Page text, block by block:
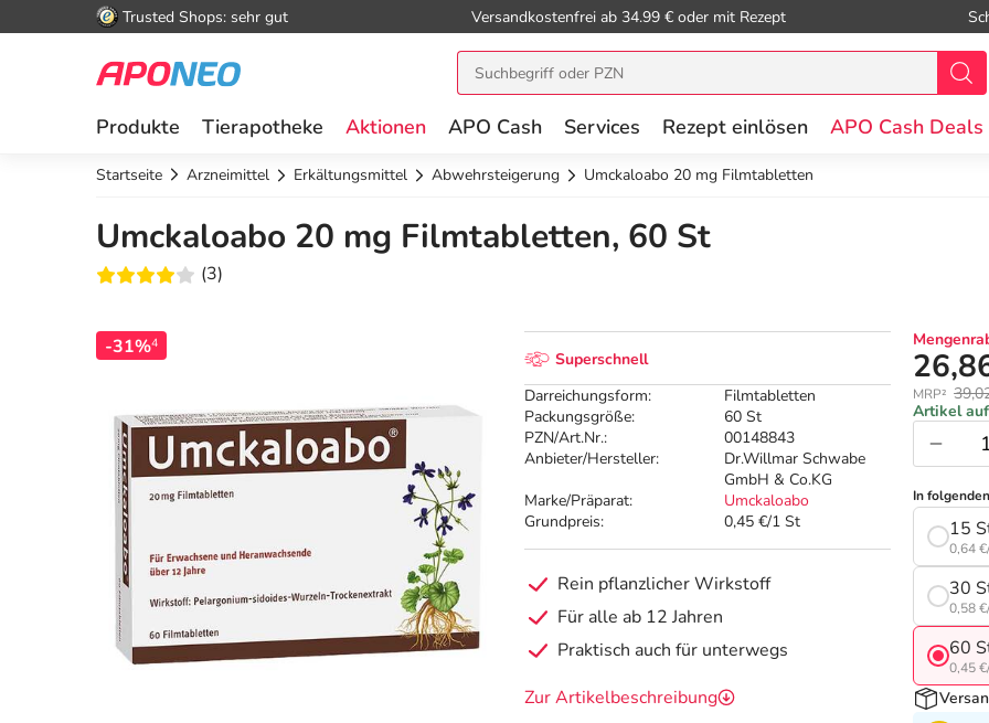
Trusted Shops: sehr gut Versandkostenfrei ab 34.99 € oder mit Rezept
Produkte Tierapotheke Aktionen APO Cash Services Rezept einlösen APO Cash Deals
Startseite Arzneimittel Erkältungsmittel Abwehrsteigerung Umckaloabo 20 mg Filmtabletten
Umckaloabo 20 mg Filmtabletten, 60 St
(3)
-31%4
Superschnell
Darreichungsform:
Filmtabletten
Packungsgröße:
60 St
PZN/Art.Nr.:
00148843
Anbieter/Hersteller:
Dr.Willmar Schwabe
GmbH & Co.KG
Marke/Präparat:
Umckaloabo
Grundpreis:
0,45 €/1 St
Rein pflanzlicher Wirkstoff
Für alle ab 12 Jahren
Praktisch auch für unterwegs
Zur Artikelbeschreibung
MRP²
Artikel
In
15
0,64
30
0,58
60
0,45